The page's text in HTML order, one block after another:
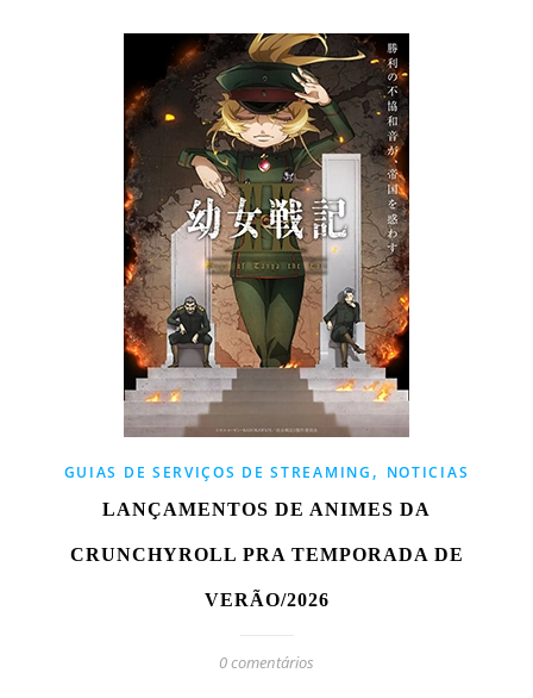
GUIAS DE SERVIÇOS DE STREAMING , NOTICIAS
LANÇAMENTOS DE ANIMES DA
CRUNCHYROLL PRA TEMPORADA DE
VERÃO/2026
0 comentários